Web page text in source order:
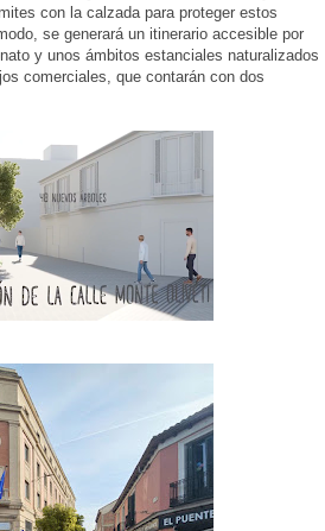
con la calzada para proteger estos
se generará un itinerario accesible por
y unos ámbitos estanciales naturalizados
comerciales, que contarán con dos